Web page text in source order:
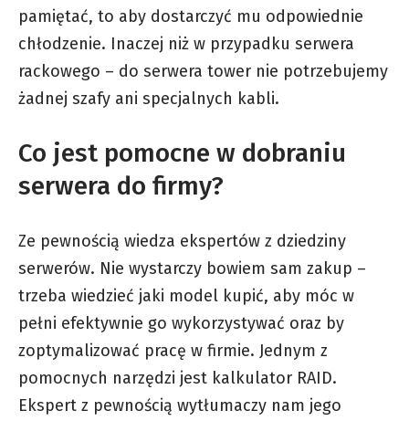
pamiętać, to aby dostarczyć mu odpowiednie
chłodzenie. Inaczej niż w przypadku serwera
rackowego – do serwera tower nie potrzebujemy
żadnej szafy ani specjalnych kabli.
Co jest pomocne w dobraniu
serwera do firmy?
Ze pewnością wiedza ekspertów z dziedziny
serwerów. Nie wystarczy bowiem sam zakup –
trzeba wiedzieć jaki model kupić, aby móc w
pełni efektywnie go wykorzystywać oraz by
zoptymalizować pracę w firmie. Jednym z
pomocnych narzędzi jest kalkulator RAID.
Ekspert z pewnością wytłumaczy nam jego